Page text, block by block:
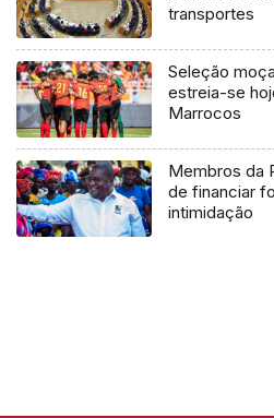
transportes
Seleção
estreia-se
Marrocos
Membros da
de financiar
intimidação